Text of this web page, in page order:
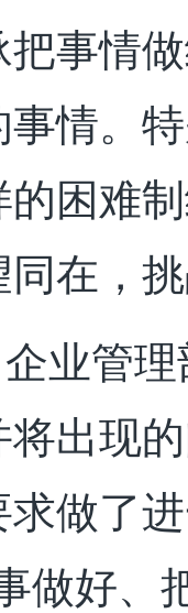
事情
情。
的困难
在，
业管
出现
做了
做好、